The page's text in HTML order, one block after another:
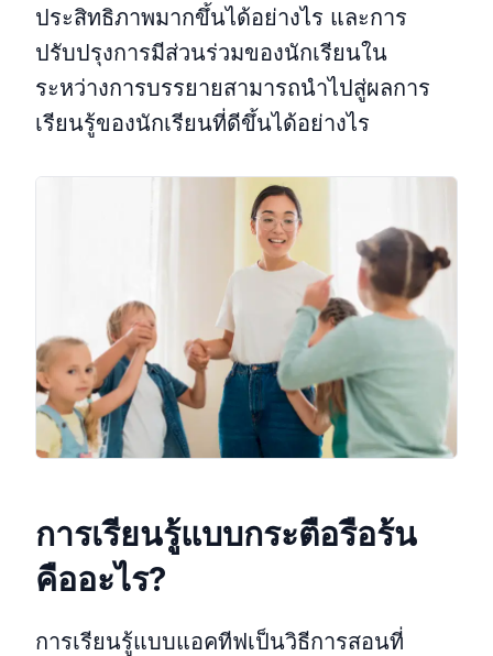
ประสิทธิภาพมากขึ้นได้อย่างไร และการ
ปรับปรุงการมีส่วนร่วมของนักเรียนใน
ระหว่างการบรรยายสามารถนำไปสู่ผลการ
เรียนรู้ของนักเรียนที่ดีขึ้นได้อย่างไร
การเรียนรู้แบบกระตือรือร้น
คืออะไร?
การเรียนรู้แบบแอคทีฟเป็นวิธีการสอนที่